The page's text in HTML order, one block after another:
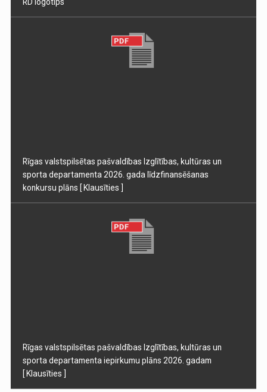
Rīgas valstspilsētas pašvaldības Izglītības, kultūras un
sporta departamenta 2026. gada līdzfinansēšanas
konkursu plāns [ Klausīties ]
Rīgas valstspilsētas pašvaldības Izglītības, kultūras un
sporta departamenta iepirkumu plāns 2026. gadam
[ Klausīties ]